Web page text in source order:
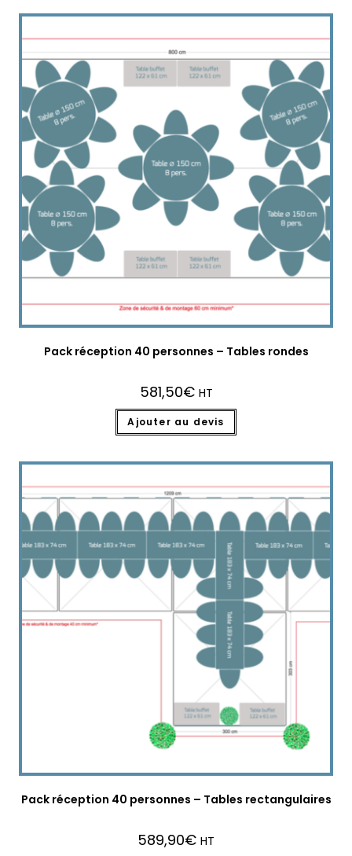
Pack réception 40 personnes – Tables rondes
581,50€ HT
Ajouter au devis
Pack réception 40 personnes – Tables rectangulaires
589,90€ HT